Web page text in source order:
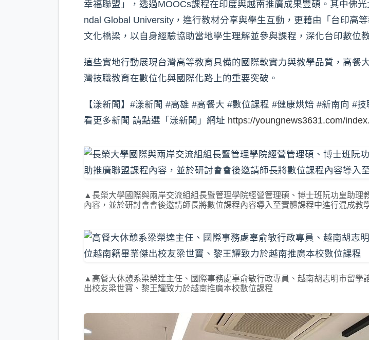
幸福聯盟」，透過MOOCs課程在印度與越南推廣成果豐碩。其中佛
ndal Global University，進行教材分享與學生互動，更藉由「台印高
文化橋梁，以自身經驗協助當地學生理解並參與課程，深化台印數位
這些實地行動展現台灣高等教育具備的國際軟實力與教學品質，高餐
灣技職教育在數位化與國際化路上的重要突破。
【漾新聞】#漾新聞 #高雄 #高餐大 #數位課程 #健康烘焙 #新南向 #
看更多新聞 請點選「漾新聞」網址 https://youngnews3631.com/
▲長榮大學國際與兩岸交流組組長暨管理學院經營管理碩、博士班阮功皇助
內容，並於研討會會後邀請師長將數位課程內容導入至實體課程中進行混成教
▲高餐大休憩系梁榮達主任、國際事務處辜俞敏行政專員、越南胡志明市留
出校友梁世寶、黎王耀致力於越南推廣本校數位課程